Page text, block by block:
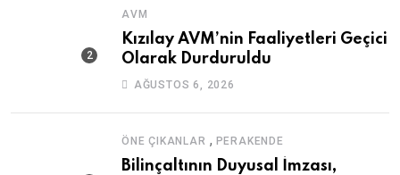
AVM
Kızılay AVM’nin Faaliyetleri Geçici
Olarak Durduruldu
AĞUSTOS 6, 2026
ÖNE ÇIKANLAR , PERAKENDE
Bilinçaltının Duyusal İmzası,